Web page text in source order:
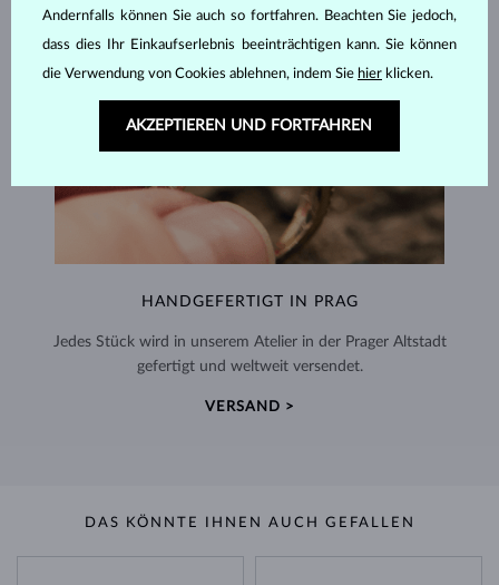
HANDGEFERTIGT IN PRAG
Jedes Stück wird in unserem Atelier in der Prager Altstadt
gefertigt und weltweit versendet.
VERSAND >
DAS KÖNNTE IHNEN AUCH GEFALLEN
Andernfalls können Sie auch so fortfahren. Beachten Sie jedoch,
dass dies Ihr Einkaufserlebnis beeinträchtigen kann. Sie können
die Verwendung von Cookies ablehnen, indem Sie hier klicken.
AKZEPTIEREN UND FORTFAHREN